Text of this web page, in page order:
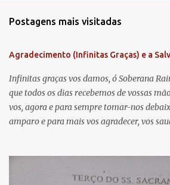
e
t
á
r
i
o
Postagens mais visitadas
Agradecimento (Infinitas Graças) e a
Infinitas graças vos damos, ó Soberana
que todos os dias recebemos de vossas
vos, agora e para sempre tomar-nos
amparo e para mais vos agradecer, vos
lágrimas. Eia, pois, Advogada nossa, estes